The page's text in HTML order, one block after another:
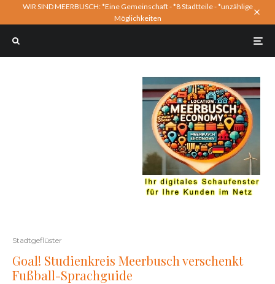
WIR SIND MEERBUSCH: *Eine Gemeinschaft - *8 Stadtteile - *unzählige
Möglichkeiten
Stadtgeflüster
Goal! Studienkreis Meerbusch verschenkt
Fußball-Sprachguide